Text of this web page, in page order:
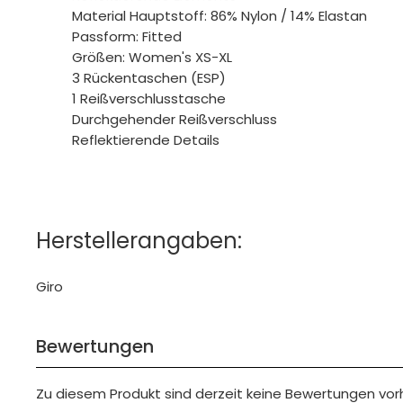
Material Hauptstoff: 86% Nylon / 14% Elastan
Passform: Fitted
Größen: Women's XS-XL
3 Rückentaschen (ESP)
1 Reißverschlusstasche
Durchgehender Reißverschluss
Reflektierende Details
Herstellerangaben:
Giro
Bewertungen
Zu diesem Produkt sind derzeit keine Bewertungen